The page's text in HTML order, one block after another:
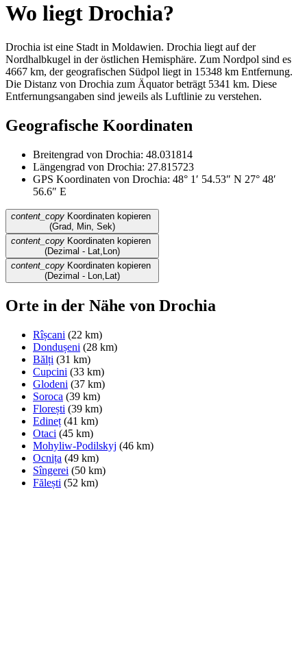
Wo liegt Drochia?
Drochia ist eine Stadt in Moldawien. Drochia liegt auf der
Nordhalbkugel in der östlichen Hemisphäre. Zum Nordpol sind es
4667 km, der geografischen Südpol liegt in 15348 km Entfernung.
Die Distanz von Drochia zum Äquator beträgt 5341 km. Diese
Entfernungsangaben sind jeweils als Luftlinie zu verstehen.
Geografische Koordinaten
Breitengrad von Drochia: 48.031814
Längengrad von Drochia: 27.815723
GPS Koordinaten von Drochia: 48° 1′ 54.53″ N 27° 48′
56.6″ E
content_copy Koordinaten kopieren
(Grad, Min, Sek)
content_copy Koordinaten kopieren
(Dezimal - Lat,Lon)
content_copy Koordinaten kopieren
(Dezimal - Lon,Lat)
Orte in der Nähe von Drochia
Rîșcani (22 km)
Dondușeni (28 km)
Bălți (31 km)
Cupcini (33 km)
Glodeni (37 km)
Soroca (39 km)
Florești (39 km)
Edineț (41 km)
Otaci (45 km)
Mohyliw-Podilskyj (46 km)
Ocnița (49 km)
Sîngerei (50 km)
Fălești (52 km)